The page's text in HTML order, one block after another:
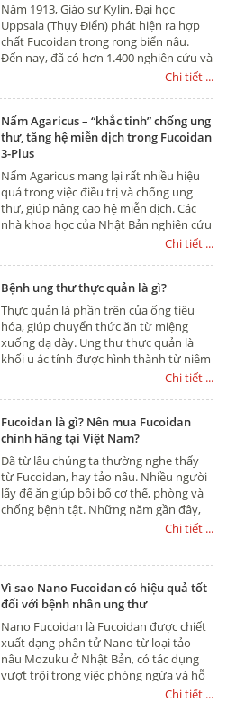
Năm 1913, Giáo sư Kylin, Đại học
Uppsala (Thụy Điển) phát hiện ra hợp
chất Fucoidan trong rong biển nâu.
Đến nay, đã có hơn 1.400 nghiên cứu và
báo cáo về hợp chất này, theo tài liệu
Chi tiết ...
Nấm Agaricus – “khắc tinh” chống ung
thư, tăng hệ miễn dịch trong Fucoidan
3-Plus
Nấm Agaricus mang lại rất nhiều hiệu
quả trong việc điều trị và chống ung
thư, giúp nâng cao hệ miễn dịch. Các
nhà khoa học của Nhật Bản nghiên cứu
đã thấy được những ưu điểm vượt trội
Fucoidan 3-Plus mang lại những kết
quả tốt
Chi tiết ...
Bệnh ung thư thực quản là gì?
Thực quản là phần trên của ống tiêu
hóa, giúp chuyển thức ăn từ miệng
xuống dạ dày. Ung thư thực quản là
khối u ác tính được hình thành từ niêm
mạc thực quản. Khi phát triển khối u sẽ
có thể xâm lấn vào các cấu trúc xung
quanh, di căn hạch, di căn theo đường
mạch máu, mạch bạch huyết tới các cơ
quan khác: phổi, gan, xương… Thực
quản dài khoảng 25cm, chia thành 3
đoạn: ⅓ trên, ⅓ giữa và ⅓ dưới. Khối u
có thể xuất hiện bất cứ
Chi tiết ...
Fucoidan là gì? Nên mua Fucoidan
chính hãng tại Việt Nam?
Đã từ lâu chúng ta thường nghe thấy
từ Fucoidan, hay tảo nâu. Nhiều người
lấy để ăn giúp bồi bổ cơ thể, phòng và
chống bệnh tật. Những năm gần đây,
Fucoidan dần trở lên phổ biến với hầu
giúp phòng, hỗ trợ và điều trị nhiều
bệnh
Chi tiết ...
Vì sao Nano Fucoidan có hiệu quả tốt
đối với bệnh nhân ung thư
Nano Fucoidan là Fucoidan được chiết
xuất dạng phân tử Nano từ loại tảo
nâu Mozuku ở Nhật Bản, có tác dụng
vượt trội trong việc phòng ngừa và hỗ
Chi tiết ...